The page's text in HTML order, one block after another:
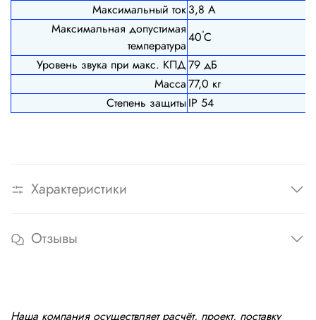
Максимальный ток3,8 А
Максимальная допустимая
температура
40ºС
Уровень звука при макс. КПД79 дБ
Масса77,0 кг
Степень защитыIP 54
Характеристики
Отзывы
Наша компания осуществляет расчёт, проект, поставку